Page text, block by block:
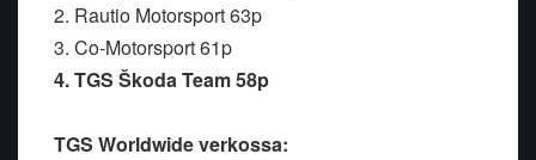
2. Rautio Motorsport 63p
3. Co-Motorsport 61p
4. TGS Škoda Team 58p
TGS Worldwide verkossa: